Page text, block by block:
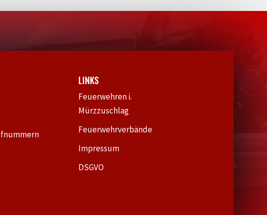
LINKS
Feuerwehren i.
Mürzzuschlag
Feuerwehrverbände
Impressum
DSGVO